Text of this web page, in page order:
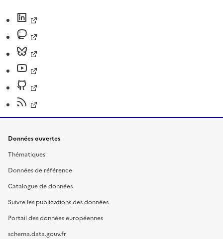
Données ouvertes
Thématiques
Données de référence
Catalogue de données
Suivre les publications des données
Portail des données européennes
schema.data.gouv.fr